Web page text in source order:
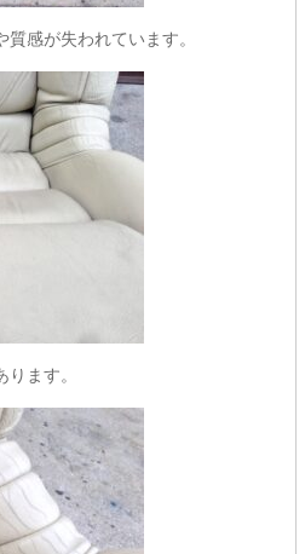
感が失われています。
ます。